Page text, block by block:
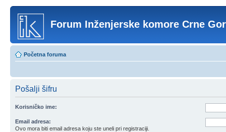
Forum Inženjerske komore Crne
Početna foruma
Pošalji šifru
Korisničko ime:
Email adresa:
Ovo mora biti email adresa koju ste uneli pri registraciji.